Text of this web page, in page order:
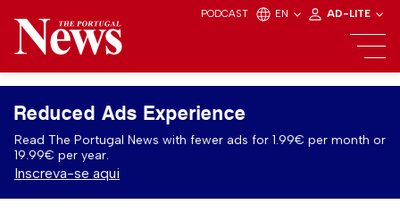
PODCAST EN AD-LITE
Reduced Ads Experience
Read The Portugal News with fewer ads for 1.99€ per month or
19.99€ per year.
Inscreva-se aqui